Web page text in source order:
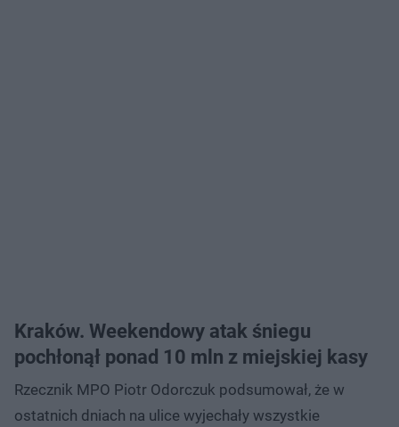
Kraków. Weekendowy atak śniegu
pochłonął ponad 10 mln z miejskiej kasy
Rzecznik MPO Piotr Odorczuk podsumował, że w
ostatnich dniach na ulice wyjechały wszystkie